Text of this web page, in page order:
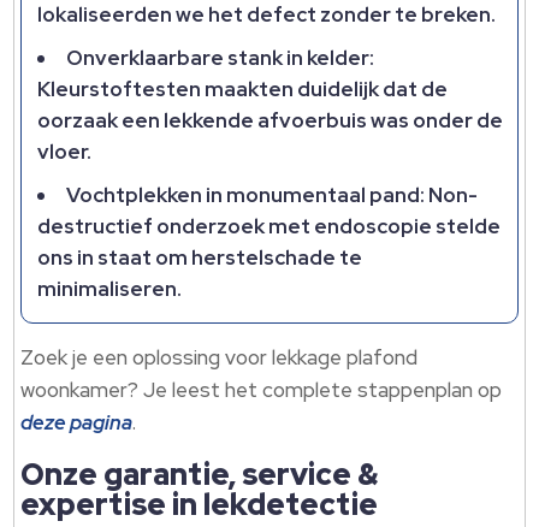
lokaliseerden we het defect zonder te breken.​
Onverklaarbare stank in kelder:
Kleurstoftesten maakten duidelijk dat de
oorzaak een lekkende afvoerbuis was onder de
vloer.​
Vochtplekken in monumentaal pand: Non-
destructief onderzoek met endoscopie stelde
ons in staat om herstelschade te
minimaliseren.​
Zoek je een oplossing voor lekkage plafond
woonkamer? Je leest het complete stappenplan op
deze pagina.​
Onze garantie, service &
expertise in lekdetectie